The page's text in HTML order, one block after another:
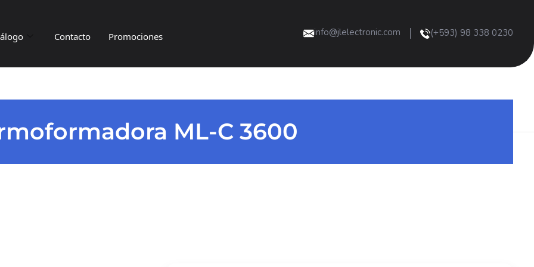
Contacto Promociones info@jlelectronic.com (+593) 98 338 0230
ML-C 3600